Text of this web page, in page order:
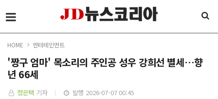
HOME 엔터테인먼트
'짱구 엄마' 목소리의 주인공 성우 강희선 별세…향
년 66세
정은택 기자 발행 2026-07-07 00:45